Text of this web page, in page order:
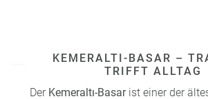
KEMERALTI-BASAR –
TRIFFT ALLTAG
Der Kemeraltı-Basarist einer der